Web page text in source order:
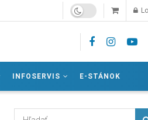
INFOSERVIS E-STÁNOK